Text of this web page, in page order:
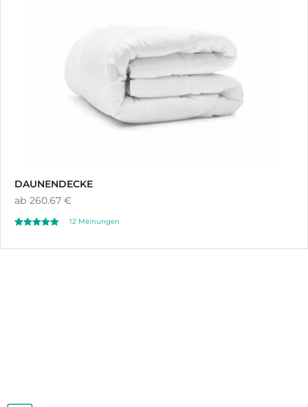
Nach Preis sortieren: hoch bis niedrig
DAUNENDECKE
ab 260.67 €
12 Meinungen